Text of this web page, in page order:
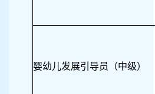
婴幼儿发展引导员（中级）